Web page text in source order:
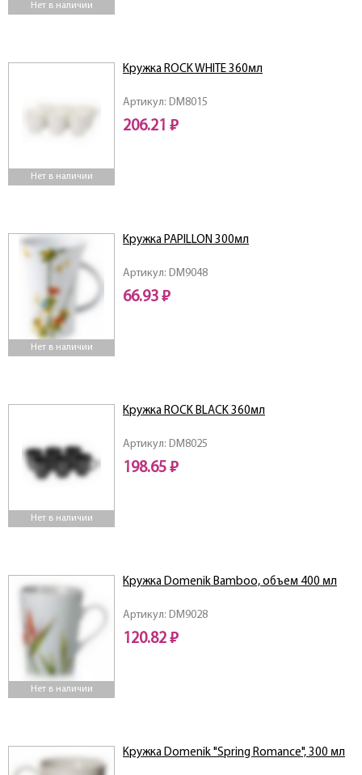
Нет в наличии
Нет в наличии
Артикул: DM8015
Кружка ROCK WHITE 360мл
206.21 ₽
Нет в наличии
Артикул: DM9048
Кружка PAPILLON 300мл
66.93 ₽
Нет в наличии
Артикул: DM8025
Кружка ROCK BLACK 360мл
198.65 ₽
Нет в наличии
Артикул: DM9028
Кружка Domenik Bamboo, объем 400 мл
120.82 ₽
Кружка Domenik "Spring Romance", 300 мл